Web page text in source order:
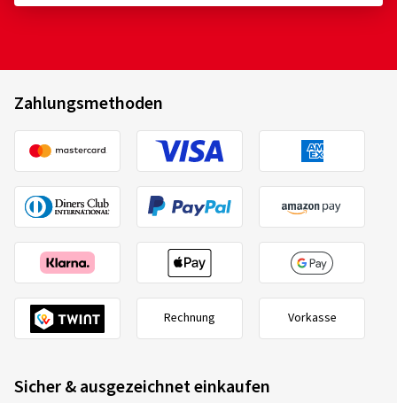
Zahlungsmethoden
Rechnung Vorkasse
Sicher & ausgezeichnet einkaufen